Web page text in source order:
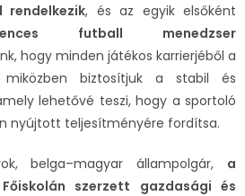
, és az egyik elsőként
futball menedzser
hogy minden játékos karrierjéből a
biztosítjuk a stabil és
lehetővé teszi, hogy a sportoló
nyújtott teljesítményére fordítsa.
belga–magyar állampolgár, a
szerzett gazdasági és